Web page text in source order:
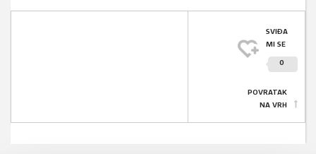
SVIĐA
MI SE
0
POVRATAK
NA VRH